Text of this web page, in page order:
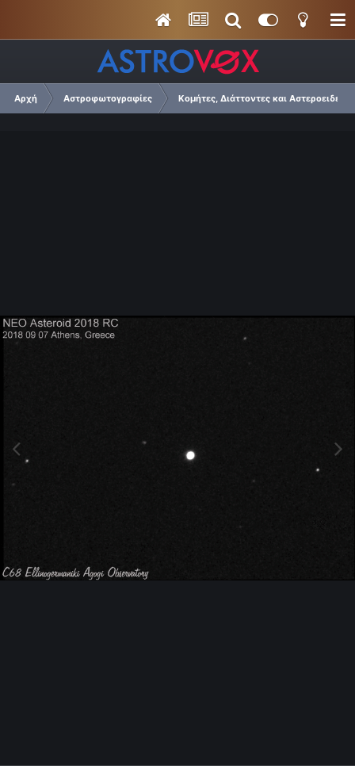
Αρχή Αστροφωτογραφίες Κομήτες, Διάττοντες και Αστεροειδείς